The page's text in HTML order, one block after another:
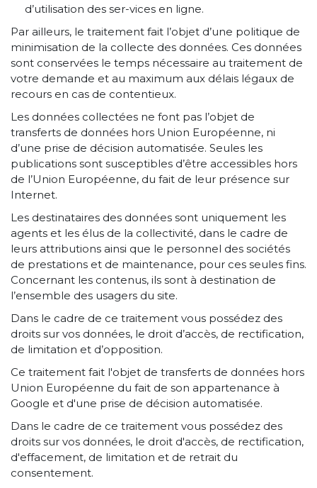
d’utilisation des ser-vices en ligne.
Par ailleurs, le traitement fait l’objet d’une politique de
minimisation de la collecte des données. Ces données
sont conservées le temps nécessaire au traitement de
votre demande et au maximum aux délais légaux de
recours en cas de contentieux.
Les données collectées ne font pas l’objet de
transferts de données hors Union Européenne, ni
d’une prise de décision automatisée. Seules les
publications sont susceptibles d’être accessibles hors
de l’Union Européenne, du fait de leur présence sur
Internet.
Les destinataires des données sont uniquement les
agents et les élus de la collectivité, dans le cadre de
leurs attributions ainsi que le personnel des sociétés
de prestations et de maintenance, pour ces seules fins.
Concernant les contenus, ils sont à destination de
l’ensemble des usagers du site.
Dans le cadre de ce traitement vous possédez des
droits sur vos données, le droit d’accès, de rectification,
de limitation et d’opposition.
Ce traitement fait l'objet de transferts de données hors
Union Européenne du fait de son appartenance à
Google et d'une prise de décision automatisée.
Dans le cadre de ce traitement vous possédez des
droits sur vos données, le droit d'accès, de rectification,
d'effacement, de limitation et de retrait du
consentement.